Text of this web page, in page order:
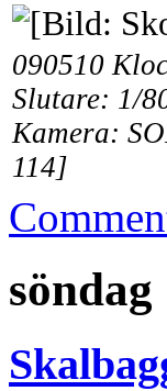
090510
Slutare: 1/
Kamera:
114]
söndag